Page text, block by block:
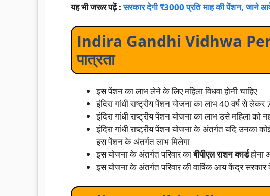
यह भी जरूर पढ़ें :सरकार देगी ₹3000 प्रति माह की पेंशन, जाने
Indira Gandhi Vidhwa
पात्रता
इस पेंशन का लाभ लेने के लिए महिला विधवा होनी चाहिए
इंदिरा गांधी राष्ट्रीय पेंशन योजना का लाभ 40 वर्ष से लेकर
इंदिरा गांधी राष्ट्रीय पेंशन योजना का लाभ उसे महिला को
इंदिरा गांधी राष्ट्रीय पेंशन योजना के अंतर्गत यदि उनका
इस पेंशन के अंतर्गत लाभ मिलेगा
इस योजना के अंतर्गत परिवार काबीपीएल राशन कार्डहोना
इस योजना के अंतर्गत परिवार की वार्षिक आय केंद्र